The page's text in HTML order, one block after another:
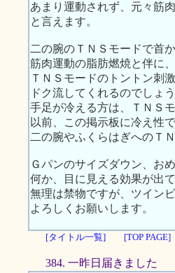
あまり運動されず、元々筋
と言えます。
二の腕のＴＮＳモードで首
筋肉運動の脂肪燃焼と伴に
ＴＮＳモードのトントン刺
ドク流してくれるのでしょう
手足が冷える方は、ＴＮＳ
以前、この掲示板に冷え性
二の腕やふくらはぎへのＴ
Ｇパンのサイズダウン、お
何か、目に見える効果が出
無理は禁物ですが、ツイン
よろしくお願いします。
[タイトル一覧] [TOP PAGE]
384. 一昨日届きました